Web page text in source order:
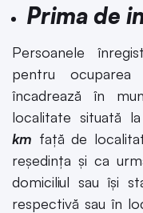
Prima de
Persoanele
pentru
încadrează în
localitate situată
km față de
reședința şi ca
domiciliul sau își
respectivă sau în